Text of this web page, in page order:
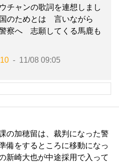
チャンの歌詞を連想しまし
国のためとは 言いながら
察へ 志願してくる馬鹿も
11/08 09:05
の加穂留は、裁判になった警
備をするところに移動になっ
新崎大也が中途採用で入って